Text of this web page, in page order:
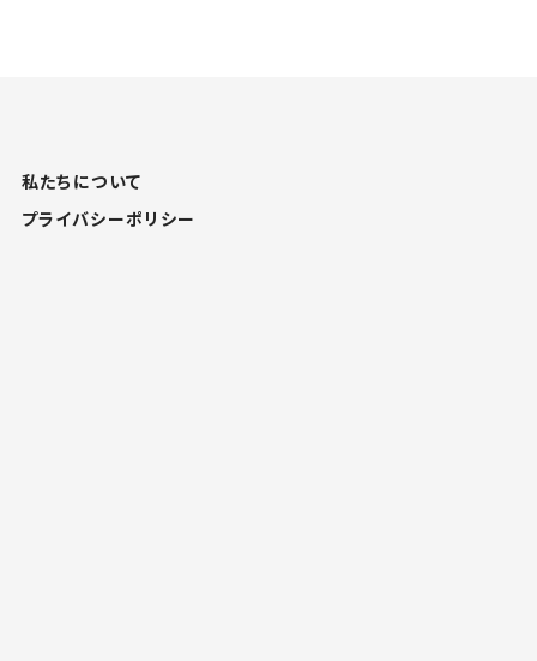
私たちについて
プライバシーポリシー